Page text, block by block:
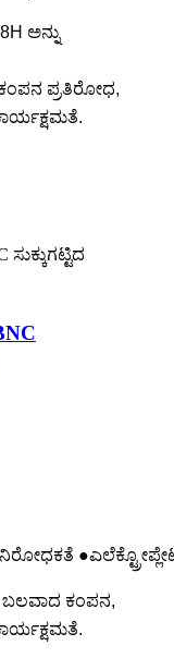
ಅನ್ನು
ಪ್ರತಿರೋಧ,
ಬಲವಾದ ಕಂಪನ,